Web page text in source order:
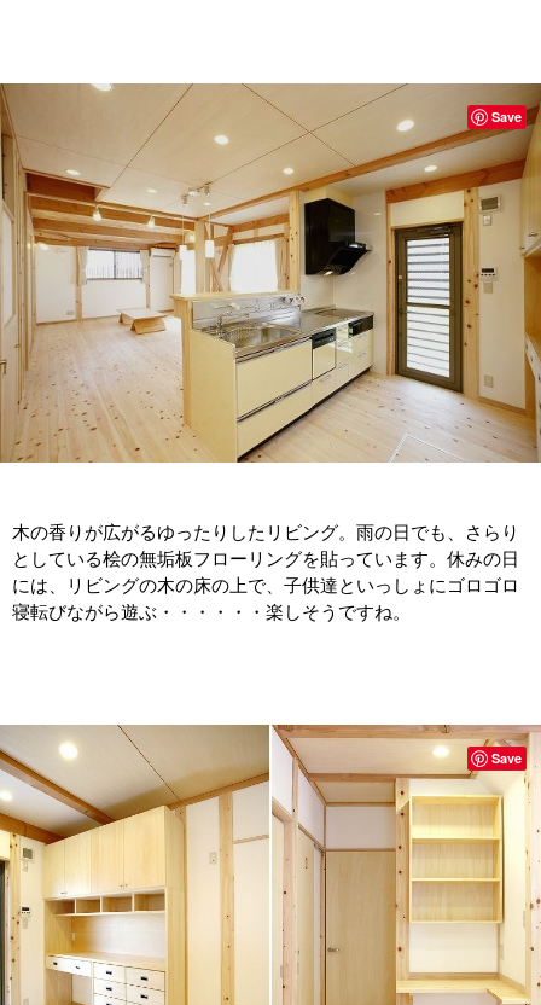
木の香りが広がるゆったりしたリビング。雨の日でも、さらり
としている桧の無垢板フローリングを貼っています。休みの日
には、リビングの木の床の上で、子供達といっしょにゴロゴロ
寝転びながら遊ぶ・・・・・・楽しそうですね。
Save
Save